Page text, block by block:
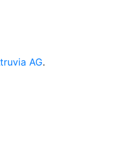
AG.